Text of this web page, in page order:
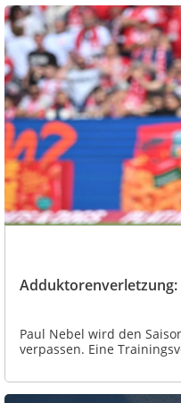
Paul Nebel wird den
verpassen. Eine